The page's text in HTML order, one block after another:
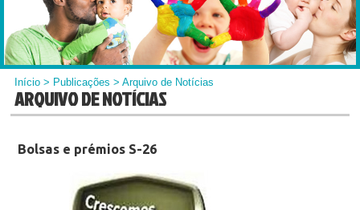
Início > Publicações > Arquivo de Notícias
ARQUIVO DE NOTÍCIAS
Bolsas e prémios S-26